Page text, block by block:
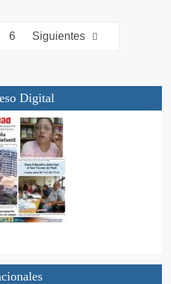
6 Siguientes
Digital